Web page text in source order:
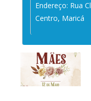
Endereço: Rua
Centro, Maricá